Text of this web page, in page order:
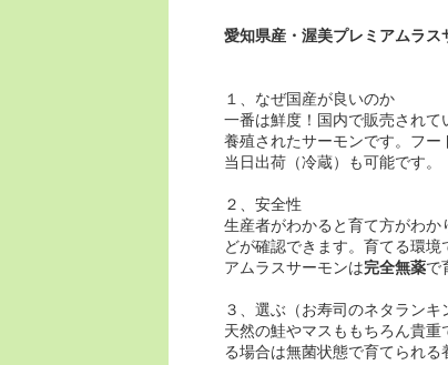
愛知県産・渥美プレミアムラス
１、なぜ国産が良いのか
一番は鮮度！国内で販売され
養殖されたサーモンです。フ
当日出荷（冷蔵）も可能です。
２、安全性
生産者がわかると育て方がわ
どが確認できます。育てる環
アムラスサーモンは完全無薬で
３、選ぶ（お寿司のネタランキ
天然の鮭やマスももちろん貴
る場合は無菌状態で育てられ